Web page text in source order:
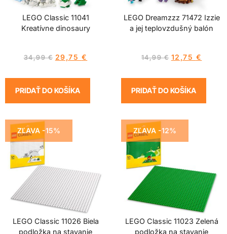
LEGO Classic 11041
Kreatívne dinosaury
34,99€ 29,75 €
PRIDAŤ DO KOŠÍKA
LEGO Dreamzzz 71472 Izzie
a jej teplovzdušný balón
14,99€ 12,75 €
PRIDAŤ DO KOŠÍKA
ZĽAVA -15%
LEGO Classic 11026 Biela
podložka na stavanie
ZĽAVA -12%
LEGO Classic 11023 Zelená
podložka na stavanie